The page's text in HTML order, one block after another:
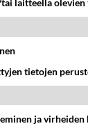
itse
Syntymäaika
laitteella
tietojen
ja